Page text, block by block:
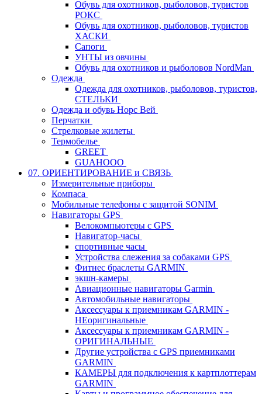
Обувь для охотников, рыболовов, туристов
РОКС
Обувь для охотников, рыболовов, туристов
ХАСКИ
Сапоги
УНТЫ из овчины
Обувь для охотников и рыболовов NordMan
Одежда
Одежда для охотников, рыболовов, туристов,
СТЕЛЬКИ
Одежда и обувь Норс Вей
Перчатки
Стрелковые жилеты
Термобелье
GREET
GUAHOOO
07. ОРИЕНТИРОВАНИЕ и СВЯЗЬ
Измерительные приборы
Компаса
Мобильные телефоны с защитой SONIM
Навигаторы GPS
Велокомпьютеры с GPS
Навигатор-часы
спортивные часы
Устройства слежения за собаками GPS
Фитнес браслеты GARMIN
экшн-камеры
Авиационные навигаторы Garmin
Автомобильные навигаторы
Аксессуары к приемникам GARMIN -
НЕоригинальные
Аксессуары к приемникам GARMIN -
ОРИГИНАЛЬНЫЕ
Другие устройства с GPS приемниками
GARMIN
КАМЕРЫ для подключения к картплоттерам
GARMIN